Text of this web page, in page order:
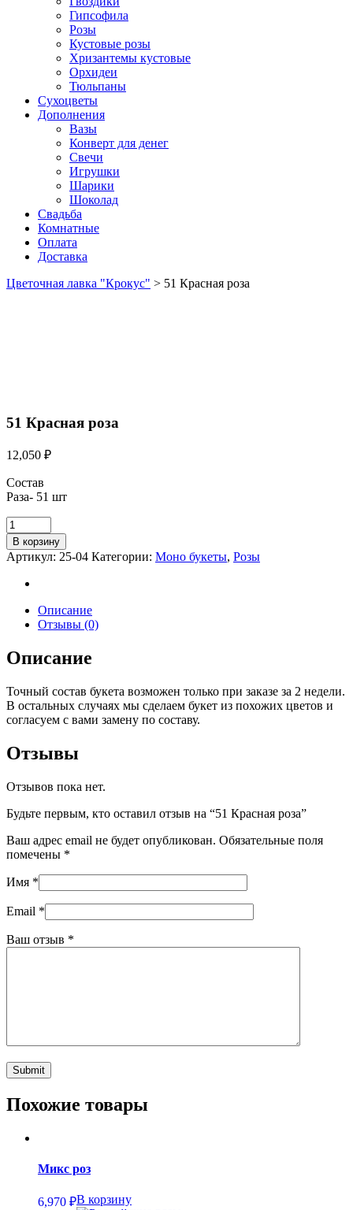
Гипсофила
Розы
Кустовые розы
Хризантемы кустовые
Орхидеи
Тюльпаны
Сухоцветы
Дополнения
Вазы
Конверт для денег
Свечи
Игрушки
Шарики
Шоколад
Свадьба
Комнатные
Оплата
Доставка
Цветочная лавка "Крокус" > 51 Красная роза
51 Красная роза
12,050 ₽
Состав
Раза- 51 шт
В корзину
Артикул: 25-04 Категории: Моно букеты, Розы
Описание
Отзывы (0)
Описание
Точный состав букета возможен только при заказе за 2 недели.
В остальных случаях мы сделаем букет из похожих цветов и
согласуем с вами замену по составу.
Отзывы
Отзывов пока нет.
Будьте первым, кто оставил отзыв на “51 Красная роза”
Ваш адрес email не будет опубликован. Обязательные поля
помечены *
Имя *
Email *
Ваш отзыв *
Похожие товары
Микс роз
6,970 ₽В корзину